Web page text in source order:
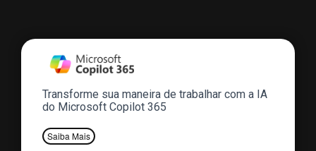
Transforme sua maneira de trabalhar com a IA
do Microsoft Copilot 365
Saiba Mais